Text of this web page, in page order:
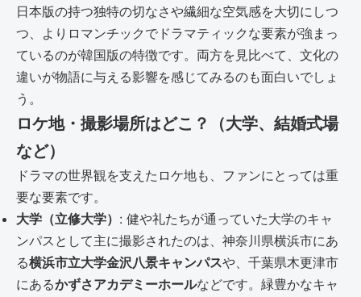
日本版の持つ独特の切なさや繊細な空気感を大切にしつ
つ、よりロマンチックでドラマティックな要素が強まっ
ているのが韓国版の特徴です。両方を見比べて、文化の
違いが物語に与える影響を感じてみるのも面白いでしょ
う。
ロケ地・撮影場所はどこ？（大学、結婚式場
など）
ドラマの世界観を支えたロケ地も、ファンにとっては重
要な要素です。
大学（立修大学） : 健や礼たちが通っていた大学のキャ
ンパスとして主に撮影されたのは、神奈川県横浜市にあ
る横浜市立大学金沢八景キャンパスや、千葉県木更津市
にあるかずさアカデミーホールなどです。緑豊かなキャ